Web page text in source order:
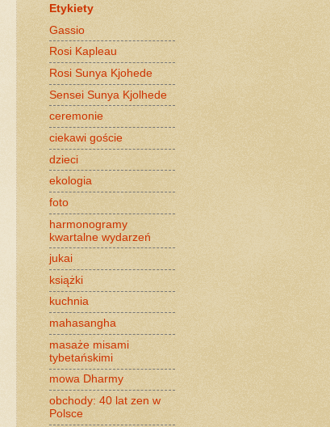
Etykiety
Gassio
Rosi Kapleau
Rosi Sunya Kjohede
Sensei Sunya Kjolhede
ceremonie
ciekawi goście
dzieci
ekologia
foto
harmonogramy
kwartalne wydarzeń
jukai
książki
kuchnia
mahasangha
masaże misami
tybetańskimi
mowa Dharmy
obchody: 40 lat zen w
Polsce